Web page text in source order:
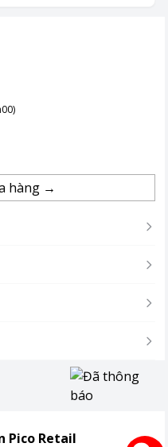
hàng →
Pico Retail